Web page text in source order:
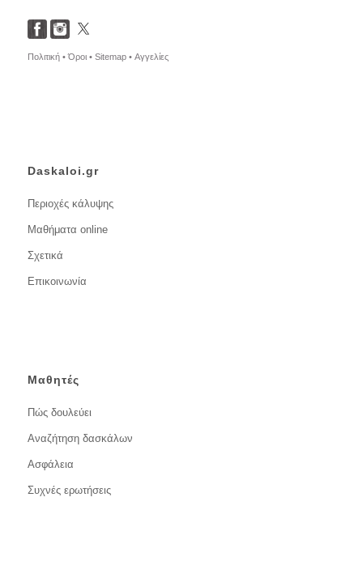
Πολιτική •Όροι • Sitemap • Αγγελίες
Daskaloi.gr
Περιοχές κάλυψης
Μαθήματα online
Σχετικά
Επικοινωνία
Μαθητές
Πώς δουλεύει
Αναζήτηση δασκάλων
Ασφάλεια
Συχνές ερωτήσεις